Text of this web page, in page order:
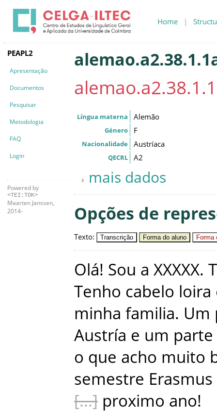
Home |
PEAPL2
Apresentação
Documentos
Pesquisar
Metodologia
FAQ
Login
Powered by
<TEI:TOK>
Maarten Janssen,
2014-
Língua materna Alemão
Género F
Nacionalidade Austríaca
QECRL A2
mais dados
Opções de
Texto: Transcrição Forma do aluno Forma
Olá! Sou a XXXXX.
Tenho cabelo loira
minha familia. Um
Austría e um parte
o que acho muito
semestre Erasmus
proximo ano!